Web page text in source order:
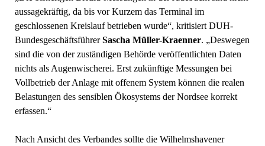
aussagekräftig, da bis vor Kurzem das Terminal im
geschlossenen Kreislauf betrieben wurde“, kritisiert DUH-
BundesgeschäftsführerSascha Müller-Kraenner. „Deswegen
sind die von der zuständigen Behörde veröffentlichten Daten
nichts als Augenwischerei. Erst zukünftige Messungen bei
Vollbetrieb der Anlage mit offenem System können die realen
Belastungen des sensiblen Ökosystems der Nordsee korrekt
erfassen.“
Nach Ansicht des Verbandes sollte die Wilhelmshavener